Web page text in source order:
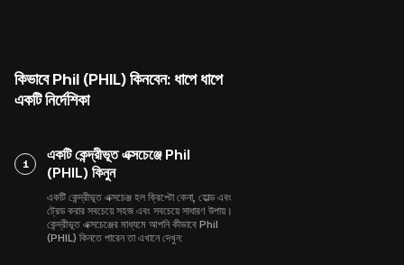
কিভাবে Phil (PHIL) কিনবেন: ধাপে ধাপে
একটি নির্দেশিকা
1
একটি কেন্দ্রীভূত এক্সচেঞ্জে Phil
(PHIL) কিনুন
একটি কেন্দ্রীভূত এক্সচেঞ্জ হল ক্রিপ্টো কেনা, হোল্ড এবং
ট্রেড করার সবচেয়ে সহজ এবং সবচেয়ে সাধারণ উপায়।
কেন্দ্রীভূত এক্সচেঞ্জের মাধ্যমে আপনি কীভাবে Phil
(PHIL) কিনতে পারেন তা এখানে দেখুন: